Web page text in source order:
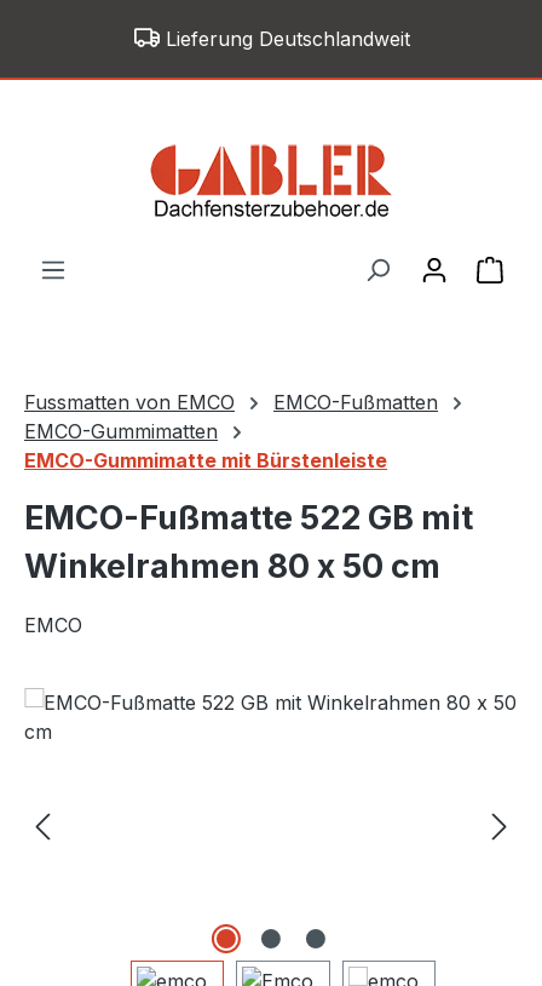
Zum Hauptinhalt springenLieferung Deutschlandweit
Fussmatten von EMCO
EMCO-Fußmatten
EMCO-Gummimatten
EMCO-Gummimatte mit Bürstenleiste
EMCO-Fußmatte 522 GB mit
Winkelrahmen 80 x 50 cm
EMCO
Bildergalerie überspringen